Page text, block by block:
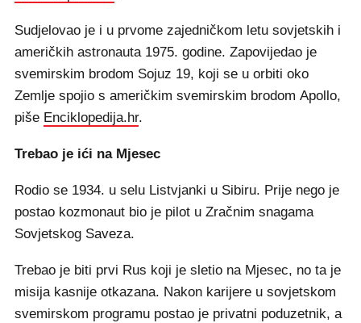
Sudjelovao je i u prvome zajedničkom letu sovjetskih i
američkih astronauta 1975. godine. Zapovijedao je
svemirskim brodom Sojuz 19, koji se u orbiti oko
Zemlje spojio s američkim svemirskim brodom Apollo,
piše Enciklopedija.hr.
Trebao je ići na Mjesec
Rodio se 1934. u selu Listvjanki u Sibiru. Prije nego je
postao kozmonaut bio je pilot u Zračnim snagama
Sovjetskog Saveza.
Trebao je biti prvi Rus koji je sletio na Mjesec, no ta je
misija kasnije otkazana. Nakon karijere u sovjetskom
svemirskom programu postao je privatni poduzetnik, a